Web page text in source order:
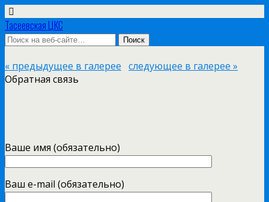
Тасеевская ЦКС
« предыдущее в галерее следующее в галерее »
Обратная связь
Ваше имя (обязательно)
Ваш e-mail (обязательно)